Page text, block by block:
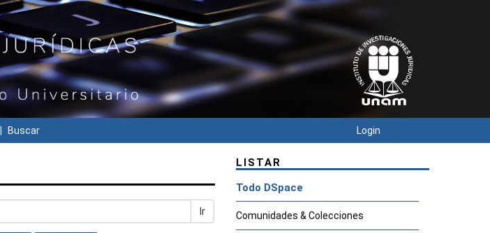
Buscar Login
Ir
LISTAR
Todo DSpace
Comunidades & Colecciones